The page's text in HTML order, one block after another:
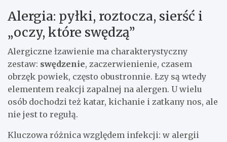
Alergia: pyłki, roztocza, sierść i
„oczy, które swędzą”
Alergiczne łzawienie ma charakterystyczny
zestaw: swędzenie, zaczerwienienie, czasem
obrzęk powiek, często obustronnie. Łzy są wtedy
elementem reakcji zapalnej na alergen. U wielu
osób dochodzi też katar, kichanie i zatkany nos, ale
nie jest to regułą.
Kluczowa różnica względem infekcji: w alergii